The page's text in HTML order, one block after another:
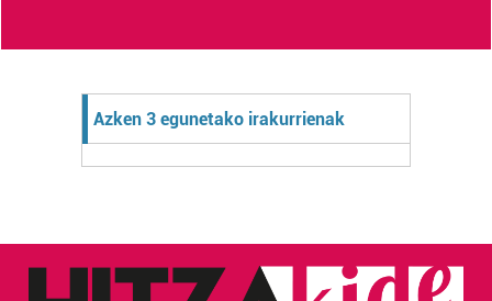
Azken 3 egunetako irakurrienak